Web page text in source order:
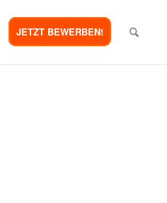
JETZT BEWERBEN!